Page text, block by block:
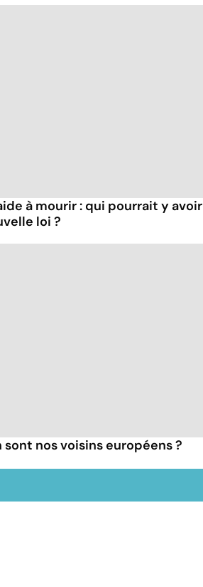
à mourir : qui pourrait y avoir
loi ?
sont nos voisins européens ?